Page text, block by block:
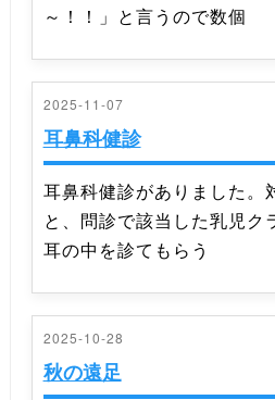
～！！」と言うので数個
2025-11-07
耳鼻科健診
耳鼻科健診がありました。
と、問診で該当した乳児ク
耳の中を診てもらう
2025-10-28
秋の遠足